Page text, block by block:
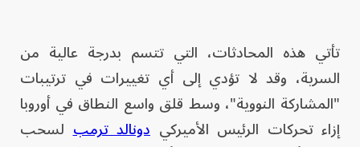
تأتي هذه المحادثات، التي تتسم بدرجة عالية من
السرية، وقد لا تؤدي إلى أي تغييرات في ترتيبات
"المشاركة النووية"، وسط قلق واسع النطاق في أوروبا
إزاء تحركات الرئيس الأميركي دونالد ترمبلسحب